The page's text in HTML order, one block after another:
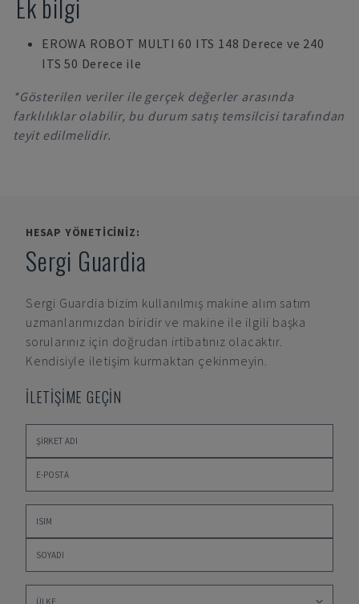
Ek bilgi
EROWA ROBOT MULTI 60 ITS 148 Derece ve 240
ITS 50 Derece ile
*Gösterilen veriler ile gerçek değerler arasında
farklılıklar olabilir, bu durum satış temsilcisi tarafından
teyit edilmelidir.
HESAP YÖNETICINIZ:
Sergi Guardia
Sergi Guardia bizim kullanılmış makine alım satım
uzmanlarımızdan biridir ve makine ile ilgili başka
sorularınız için doğrudan irtibatınız olacaktır.
Kendisiyle iletişim kurmaktan çekinmeyin.
İLETİŞİME GEÇİN